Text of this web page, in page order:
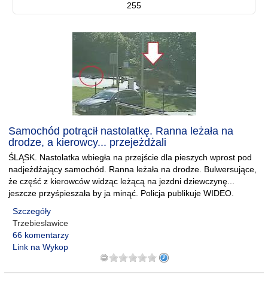
255
Samochód potrącił nastolatkę. Ranna leżała na
drodze, a kierowcy... przejeżdżali
ŚLĄSK. Nastolatka wbiegła na przejście dla pieszych wprost pod
nadjeżdżający samochód. Ranna leżała na drodze. Bulwersujące,
że część z kierowców widząc leżącą na jezdni dziewczynę...
jeszcze przyśpieszała by ja minąć. Policja publikuje WIDEO.
Szczegóły
Trzebieslawice
66 komentarzy
Link na Wykop